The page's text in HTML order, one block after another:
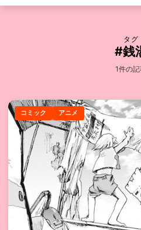
タグ
#銭
1件の
コミック アニメ